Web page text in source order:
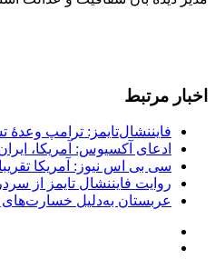
اخبار مرتبط
فایننشال‌تایمز: ترامپ وعدۀ
ادعای آکسیوس: آمریکا،
سی بی اس نیوز: آمریکا
روایت فایننشال تایمز از
عربستان به‌دلیل خسارت‌های